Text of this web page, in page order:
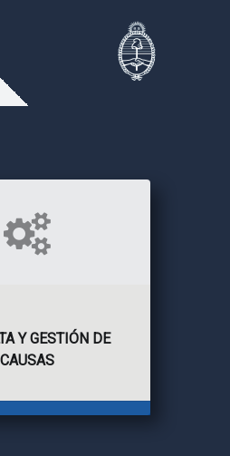
Y GESTIÓN DE
CAUSAS